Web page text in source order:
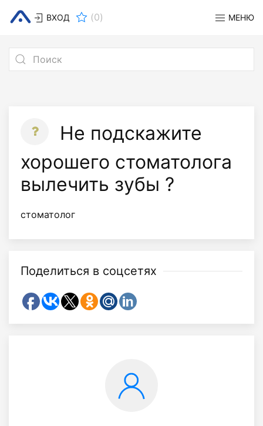
ВХОД (0) МЕНЮ
Не подскажите
хорошего стоматолога
вылечить зубы ?
стоматолог
Поделиться в соцсетях